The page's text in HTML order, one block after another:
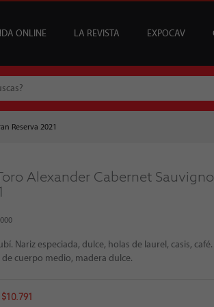
ONLINE LA REVISTA EXPOCAV
Reserva 2021
Alexander Cabernet
Nariz especiada, dulce, holas de laurel, casis,
de cuerpo medio, madera dulce.